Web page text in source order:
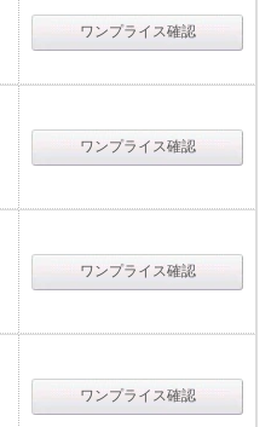
ワンプライス確認
ワンプライス確認
ワンプライス確認
ワンプライス確認